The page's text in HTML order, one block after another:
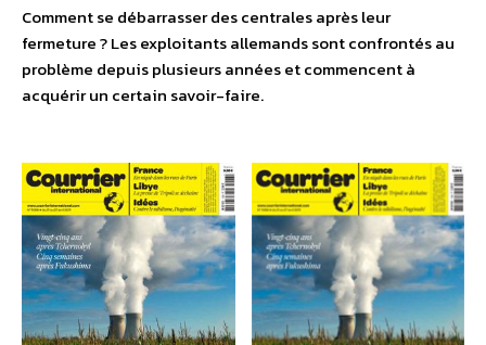
Comment se débarrasser des centrales après leur
fermeture ? Les exploitants allemands sont confrontés au
problème depuis plusieurs années et commencent à
acquérir un certain savoir-faire.